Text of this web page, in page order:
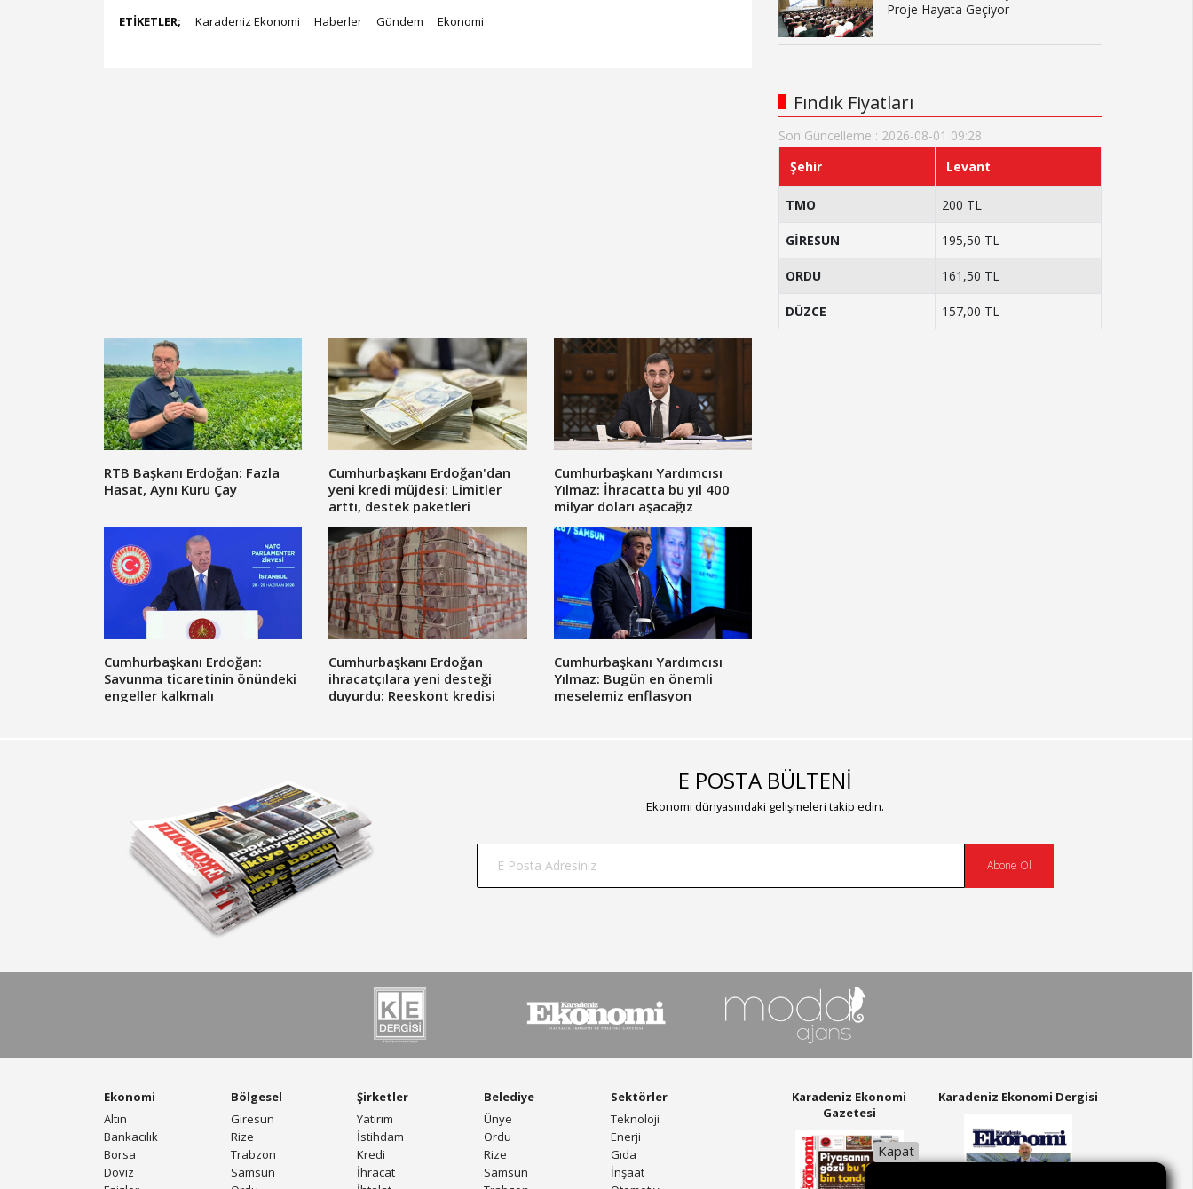
ETİKETLER; Karadeniz Ekonomi Haberler Gündem Ekonomi
RTB Başkanı Erdoğan: Fazla
Hasat, Aynı Kuru Çay
Cumhurbaşkanı Erdoğan'dan
yeni kredi müjdesi: Limitler
arttı, destek paketleri
Cumhurbaşkanı Yardımcısı
Yılmaz: İhracatta bu yıl 400
milyar doları aşacağız
Cumhurbaşkanı Erdoğan:
Savunma ticaretinin önündeki
engeller kalkmalı
Cumhurbaşkanı Erdoğan
ihracatçılara yeni desteği
duyurdu: Reeskont kredisi
Cumhurbaşkanı Yardımcısı
Yılmaz: Bugün en önemli
meselemiz enflasyon
Proje Hayata Geçiyor
Fındık Fiyatları
Son Güncelleme : 2026-08-01 09:28
Şehir
Levant
TMO 200 TL
GİRESUN 195,50 TL
ORDU 161,50 TL
DÜZCE 157,00 TL
E POSTA BÜLTENİ
Ekonomi dünyasındaki gelişmeleri takip edin.
Abone Ol
Ekonomi
Altın
Bankacılık
Borsa
Döviz
Bölgesel
Giresun
Rize
Trabzon
Samsun
Şirketler
Yatırım
İstihdam
Kredi
İhracat
Belediye
Ünye
Ordu
Rize
Samsun
Sektörler
Teknoloji
Enerji
Gıda
İnşaat
Karadeniz Ekonomi
Gazetesi
Karadeniz Ekonomi Dergisi
Kapat